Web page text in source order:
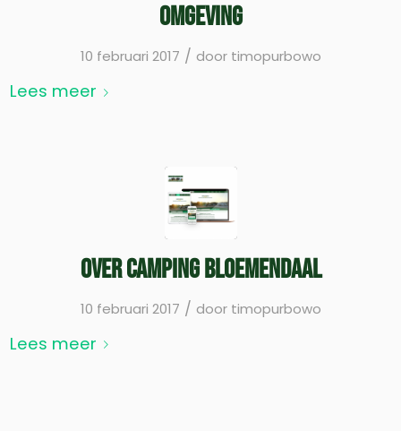
Omgeving
10 februari 2017 / door timopurbowo
Lees meer
Over Camping Bloemendaal
10 februari 2017 / door timopurbowo
Lees meer